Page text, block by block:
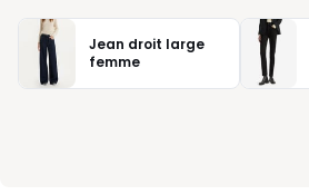
Jean droit large
femme